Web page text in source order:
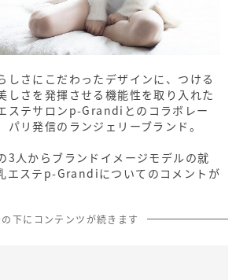
しさにこだわったデザインに、つける
しさを発揮させる機能性を取り入れた
ステサロンp-Grandiとのコラボレー
パリ発信のランジェリーブランド。
3人からブランドイメージモデルの就
エステp-Grandiについてのコメントが
の下にコンテンツが続きます